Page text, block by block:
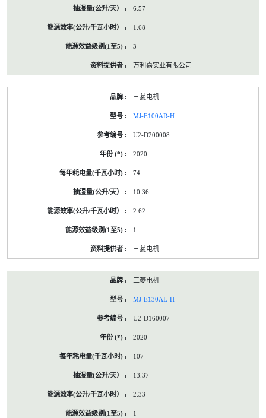
6.57
1.68
3
万利嘉实业有限公司
三菱电机
MJ-E100AR-H
U2-D200008
2020
74
10.36
2.62
1
三菱电机
三菱电机
MJ-E130AL-H
U2-D160007
2020
107
13.37
2.33
1